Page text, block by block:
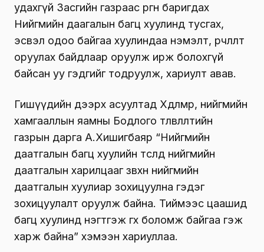
удахгүй Засгийн газраас өргөн баригдах
Нийгмийн даагалын багц хуулинд тусгах,
эсвэл одоо байгаа хуулиндаа нэмэлт, өөрчлөлт
оруулах байдлаар оруулж ирж болохгүй
байсан уу гэдгийг тодруулж, хариулт авав.
Гишүүдийн дээрх асуултад Хөдөлмөр, нийгмийн
хамгааллын яамны Бодлого төлөвлөлтийн
газрын дарга А.Хишигбаяр “Нийгмийн
даатгалын багц хуулийн төсөлд нийгмийн
даатгалын харилцааг зөвхөн нийгмийн
даатгалын хуулиар зохицуулна гэдэг
зохицуулалт оруулж байна. Тиймээс цаашид
багц хуулинд нэгтгэж өгөх боломж байгаа гэж
харж байна” хэмээн хариуллаа.